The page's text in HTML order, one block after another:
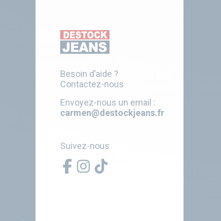
Besoin d’aide ?
Contactez-nous
Envoyez-nous un email :
carmen@destockjeans.fr
Suivez-nous